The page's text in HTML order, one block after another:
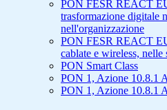
PON FESR REACT
trasformazione digitale
nell'organizzazione
PON FESR REACT
cablate e wireless, nelle
PON Smart Class
PON 1, Azione 10.8.1
PON 1, Azione 10.8.1